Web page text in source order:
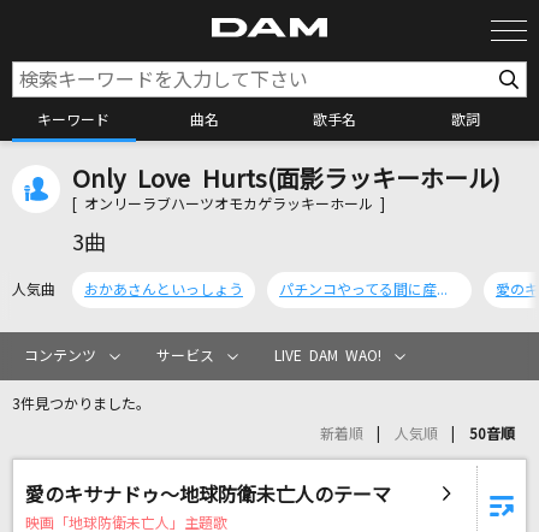
キーワード 曲名 歌手名 歌詞
カラオケ検索
カラオケリクエスト
リアルタイムで歌われている曲の一覧
Only Love Hurts(面影ラッキーホール)
[ オンリーラブハーツオモカゲラッキーホール ]
3曲
人気曲 おかあさんといっしょう パチンコやってる間に産まれて間もない娘を車の中で死なせた…夏
コンテンツ サービス LIVE DAM WAO!
3件見つかりました。
新着順 人気順 50音順
愛のキサナドゥ～地球防衛未亡人のテーマ
映画「地球防衛未亡人」主題歌